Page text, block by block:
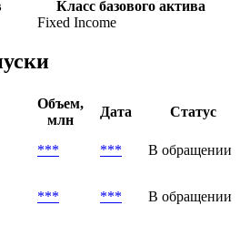
Класс базового актива
Fixed Income
Объем,
млн
Дата
Статус
*** ***
В обращении
*** *** В обращении